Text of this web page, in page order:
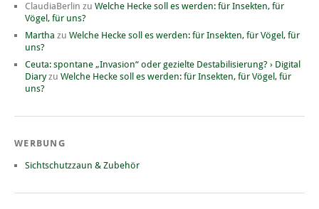
ClaudiaBerlin zu Welche Hecke soll es werden: für Insekten, für
Vögel, für uns?
Martha zu Welche Hecke soll es werden: für Insekten, für Vögel, für
uns?
Ceuta: spontane „Invasion“ oder gezielte Destabilisierung? › Digital
Diaryzu Welche Hecke soll es werden: für Insekten, für Vögel, für
uns?
WERBUNG
Sichtschutzzaun & Zubehör